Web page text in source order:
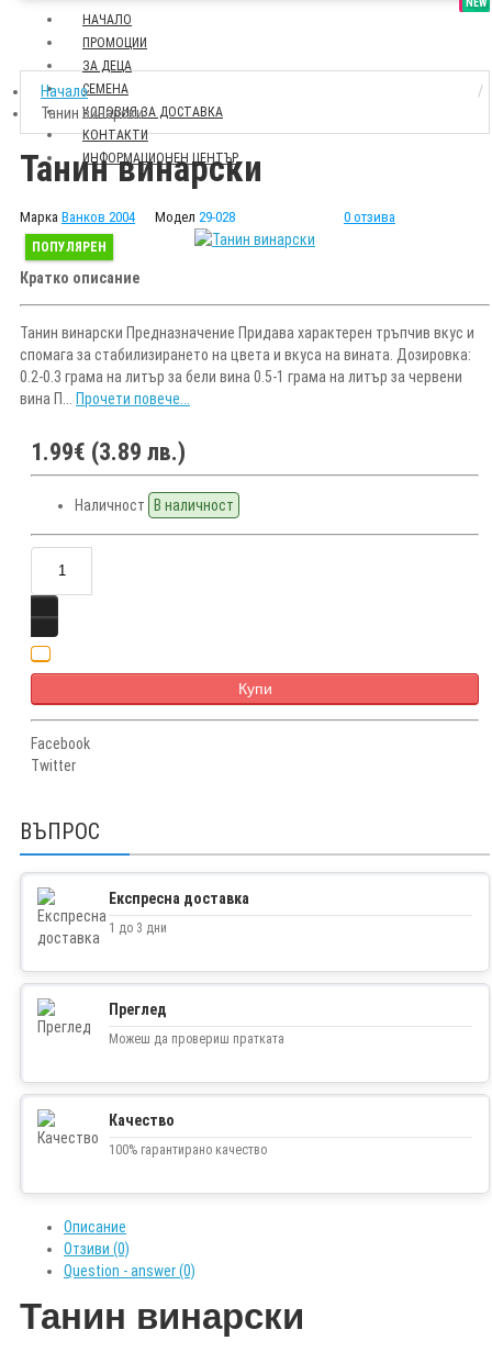
НАЧАЛО
SALE
ПРОМОЦИИ
NEW
ЗА ДЕЦА
СЕМЕНА
УСЛОВИЯ ЗА ДОСТАВКА
КОНТАКТИ
ИНФОРМАЦИОНЕН ЦЕНТЪР
Начало
Танин винарски
Танин винарски
Марка Ванков 2004 Модел 29-028 0 отзива
ПОПУЛЯРЕН
Кратко описание
Танин винарски Предназначение Придава характерен тръпчив вкус и
спомага за стабилизирането на цвета и вкуса на вината. Дозировка:
0.2-0.3 грама на литър за бели вина 0.5-1 грама на литър за червени
вина П... Прочети повече...
1.99€ (3.89 лв.)
Наличност В наличност
Купи
Facebook
Twitter
ВЪПРОС
Експресна доставка
1 до 3 дни
Преглед
Можеш да провериш пратката
Качество
100% гарантирано качество
Описание
Отзиви (0)
Question - answer (0)
Танин винарски